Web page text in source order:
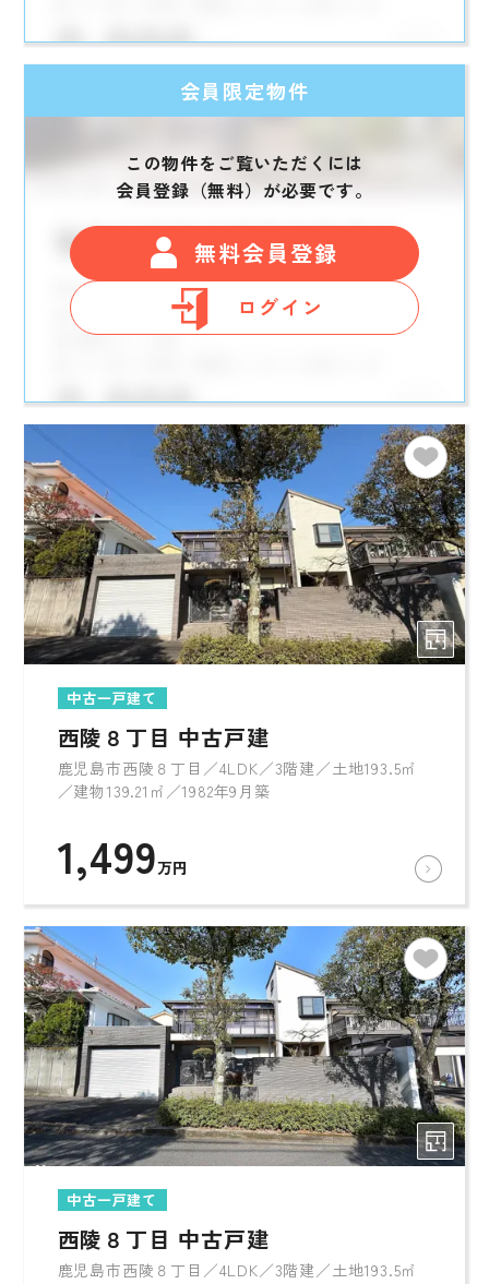
会員限定物件
この物件をご覧いただくには
会員登録（無料）が必要です。
無料会員登録
ログイン
中古一戸建て
西陵８丁目 中古戸建
鹿児島市西陵８丁目／4LDK／3階建／土地193.5㎡
／建物139.21㎡／1982年9月築
1,499万円
中古一戸建て
西陵８丁目 中古戸建
鹿児島市西陵８丁目／4LDK／3階建／土地193.5㎡